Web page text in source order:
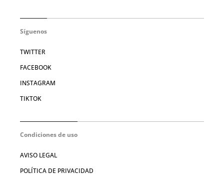
Síguenos
TWITTER
FACEBOOK
INSTAGRAM
TIKTOK
Condiciones de uso
AVISO LEGAL
POLÍTICA DE PRIVACIDAD